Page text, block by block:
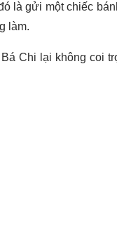
là gửi một chiếc
làm.
Chi lại không coi